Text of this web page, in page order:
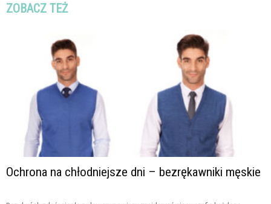
ZOBACZ TEŻ
Ochrona na chłodniejsze dni – bezrękawniki męskie